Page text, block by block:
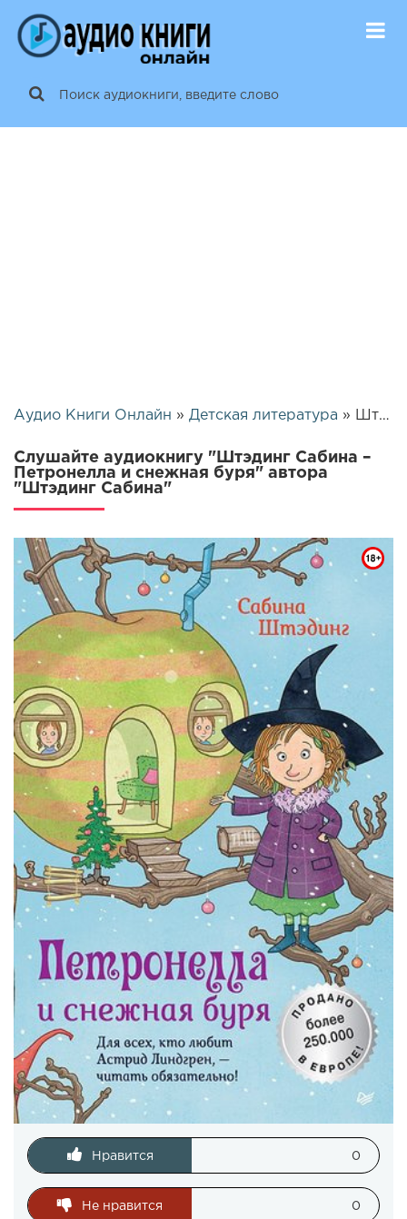
Аудио Книги Онлайн » Детская литература » Штэдинг Сабина – Петронелла и снежная буря | 26682
Слушайте аудиокнигу "Штэдинг Сабина –
Петронелла и снежная буря" автора
"Штэдинг Сабина"
Нравится 0
Не нравится 0